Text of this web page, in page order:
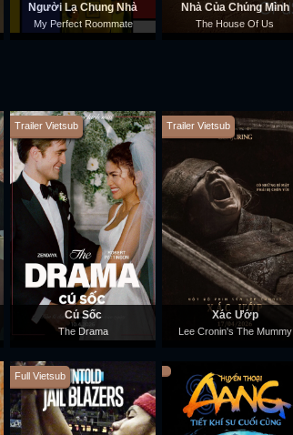
Người Lạ Chung Nhà
My Perfect Roommate
Nhà Của Chúng Mình
The House Of Us
Trailer Vietsub
Cú Sốc
The Drama
Trailer Vietsub
Xác Ướp
Lee Cronin's The Mummy
Full Vietsub